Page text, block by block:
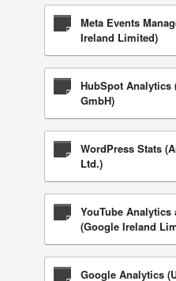
Meta Events
Ireland Limited)
HubSpot Analytics
GmbH)
WordPress Stats
Ltd.)
YouTube Analytics
(Google Ireland
Google Analytics